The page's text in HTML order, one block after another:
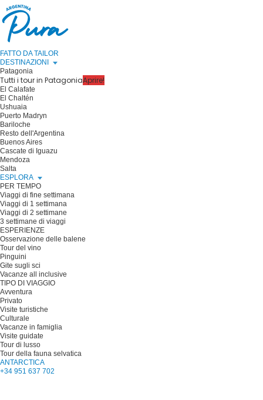
FATTO DA TAILOR
DESTINAZIONI
Patagonia
Tutti i tour in PatagoniaAprire!
El Calafate
El Chaltén
Ushuaia
Puerto Madryn
Bariloche
Resto dell'Argentina
Buenos Aires
Cascate di Iguazu
Mendoza
Salta
ESPLORA
PER TEMPO
Viaggi di fine settimana
Viaggi di 1 settimana
Viaggi di 2 settimane
3 settimane di viaggi
ESPERIENZE
Osservazione delle balene
Tour del vino
Pinguini
Gite sugli sci
Vacanze all inclusive
TIPO DI VIAGGIO
Avventura
Privato
Visite turistiche
Culturale
Vacanze in famiglia
Visite guidate
Tour di lusso
Tour della fauna selvatica
ANTARCTICA
+34 951 637 702